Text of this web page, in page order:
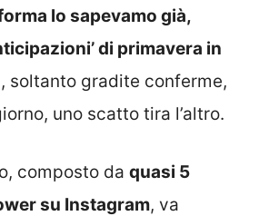
lo sapevamo già,
di primavera in
soltanto gradite conferme,
uno scatto tira l’altro.
composto da quasi 5
su Instagram, va